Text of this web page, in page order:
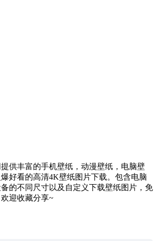
提供丰富的手机壁纸，动漫壁纸，电脑壁
好看的高清4K壁纸图片下载。包含电脑
的不同尺寸以及自定义下载壁纸图片，免
迎收藏分享~